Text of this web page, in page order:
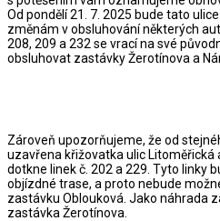
Od pondělí 21. 7. 2025 bude tato
změnám v obsluhování některých
208, 209 a 232 se vrací na své
obsluhovat zastávky Žerotínova a
Zároveň upozorňujeme, že od
uzavřena křižovatka ulic Litoměřická
dotkne linek č. 202 a 229. Tyto linky
objízdné trase, a proto nebude
zastávku Oblouková. Jako náhrada
zastávka Žerotínova.